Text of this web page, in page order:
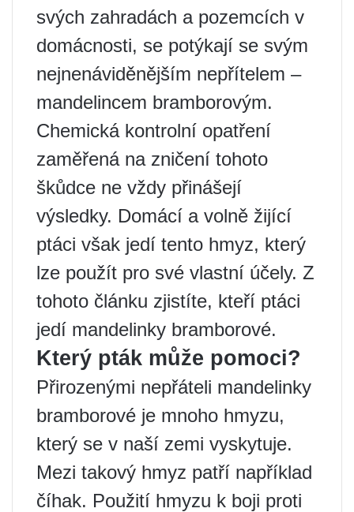
svých zahradách a pozemcích v
domácnosti, se potýkají se svým
nejnenáviděnějším nepřítelem –
mandelincem bramborovým.
Chemická kontrolní opatření
zaměřená na zničení tohoto
škůdce ne vždy přinášejí
výsledky. Domácí a volně žijící
ptáci však jedí tento hmyz, který
lze použít pro své vlastní účely. Z
tohoto článku zjistíte, kteří ptáci
jedí mandelinky bramborové.
Který pták může pomoci?
Přirozenými nepřáteli mandelinky
bramborové je mnoho hmyzu,
který se v naší zemi vyskytuje.
Mezi takový hmyz patří například
číhak. Použití hmyzu k boji proti